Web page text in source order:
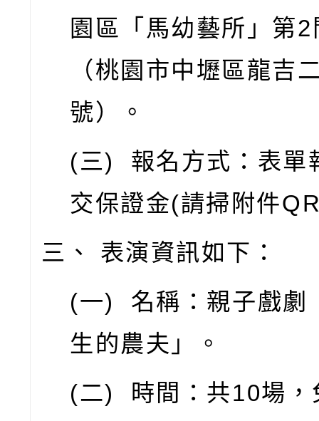
園區「馬幼藝所」第2
（桃園市中壢區龍吉
號）。
(三) 報名方式：表單
交保證金(請掃附件
三、
表演資訊如下：
(一) 名稱：親子戲劇
生的農夫」。
(二) 時間：共10場，